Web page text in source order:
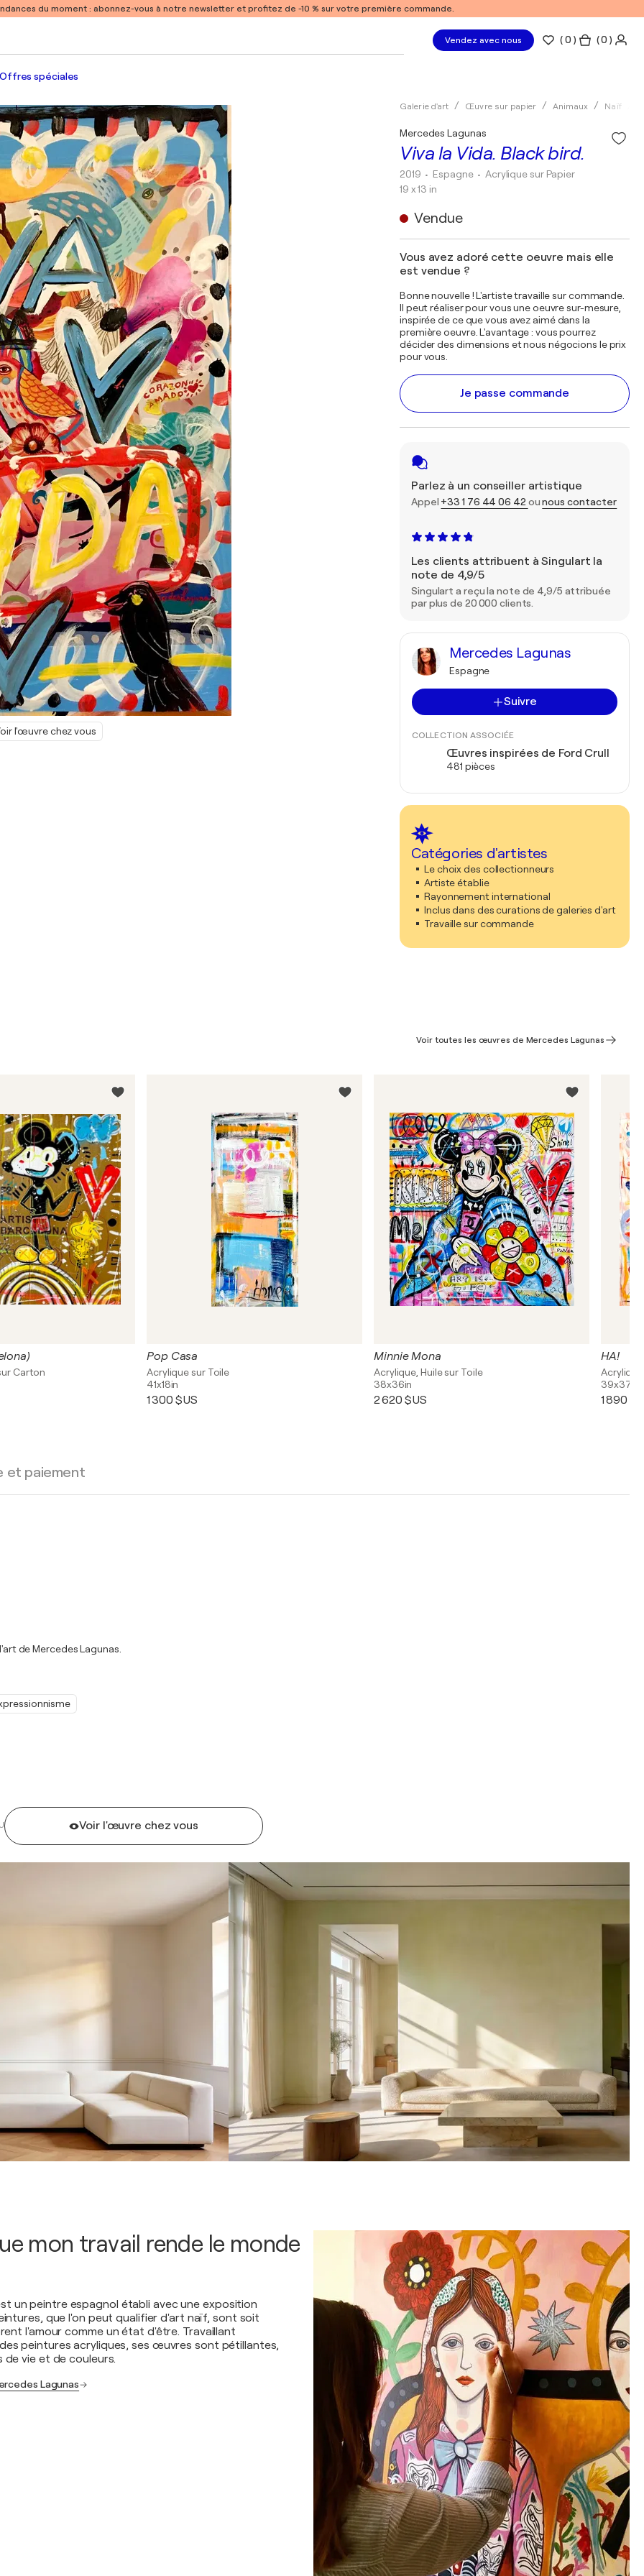
du moment : abonnez-vous à notre newsletter et profitez de -10 % sur votre première commande.
Vendez avec nous (0 ) ( 0 )
spéciales
l'œuvre chez vous
Galerie d'art Œuvre sur papier Animaux Naïf
Viva la Vida. Black bird.
Mercedes Lagunas
2019 • Espagne • Acrylique sur Papier
19 x 13 in
Vendue
Vous avez adoré cette oeuvre mais elle
est vendue ?
Bonne nouvelle ! L'artiste travaille sur commande.
Il peut réaliser pour vous une oeuvre sur-mesure,
inspirée de ce que vous avez aimé dans la
première oeuvre. L'avantage : vous pourrez
décider des dimensions et nous négocions le prix
pour vous.
Je passe commande
Parlez à un conseiller artistique
Appel +33 1 76 44 06 42 ounous contacter
Les clients attribuent à Singulart la
note de 4,9/5
Singulart a reçu la note de 4,9/5 attribuée
par plus de 20 000 clients.
Mercedes Lagunas
Espagne
Suivre
COLLECTION ASSOCIÉE
Œuvres inspirées de Ford Crull
481 pièces
Catégories d'artistes
Le choix des collectionneurs
Artiste établie
Rayonnement international
Inclus dans des curations de galeries d'art
Travaille sur commande
Voir l'œuvre chez vous
Voir toutes les œuvres de Mercedes Lagunas
Carton
Pop Casa
Acrylique sur Toile
41x18in
1 300 $US
Minnie Mona
Acrylique, Huile sur Toile
38x36in
2 620 $US
HA!
39x37in
1 890
et paiement
de Mercedes Lagunas.
mon travail rende le monde
un peintre espagnol établi avec une exposition
que l'on peut qualifier d'art naïf, sont soit
l'amour comme un état d'être. Travaillant
peintures acryliques, ses œuvres sont pétillantes,
de vie et de couleurs.
Lagunas